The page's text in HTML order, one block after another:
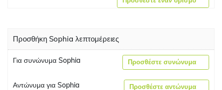
Προσθήκη Sophia λεπτομέρειες
Για συνώνυμα Sophia Προσθέστε συνώνυμα
Αντώνυμα για Sophia Προσθέστε αντώνυμα